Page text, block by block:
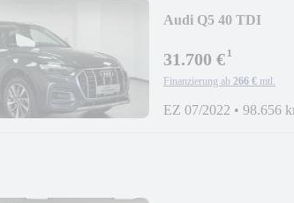
Audi Q5 40 TDI
31.700 €¹
Finanzierung ab 266 € mtl.
EZ 07/2022 • 98.656